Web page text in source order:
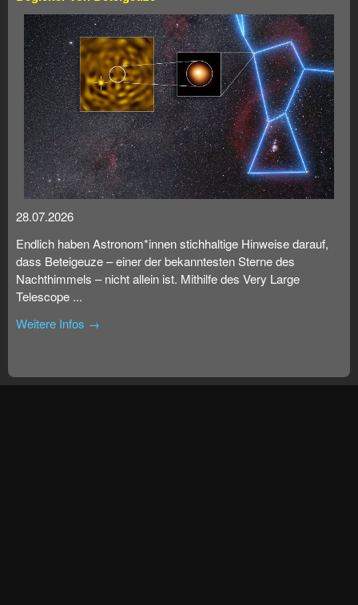
28.07.2026
Endlich haben Astronom*innen stichhaltige Hinweise darauf,
dass Beteigeuze – einer der bekanntesten Sterne des
Nachthimmels – nicht allein ist. Mithilfe des Very Large
Telescope ...
Weitere Infos →